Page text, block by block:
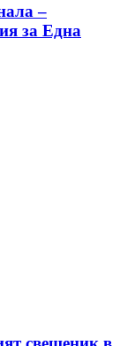
–
за Една